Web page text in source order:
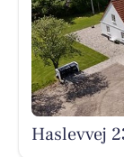
Haslevvej